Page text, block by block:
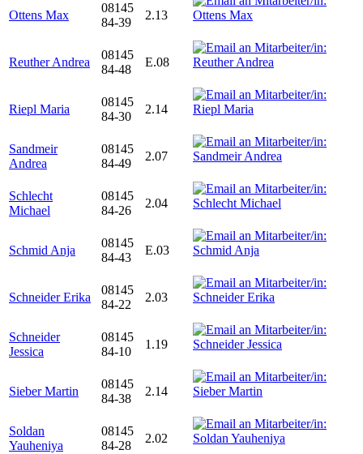
Ottens Max
08145
84-39
2.13
Reuther Andrea
08145
84-48
E.08
Riepl Maria
08145
84-30
2.14
Sandmeir
Andrea
08145
84-49
2.07
Schlecht
Michael
08145
84-26
2.04
Schmid Anja
08145
84-43
E.03
Schneider Erika
08145
84-22
2.03
Schneider
Jessica
08145
84-10
1.19
Sieber Martin
08145
84-38
2.14
Soldan
Yauheniya
08145
84-28
2.02